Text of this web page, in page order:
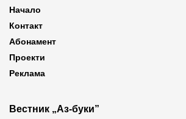
Начало
Контакт
Абонамент
Проекти
Реклама
Вестник „Аз-буки”